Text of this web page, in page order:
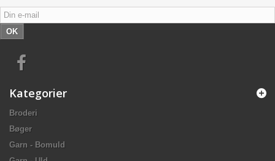
OK
Kategorier
Broderi
Bøger
Garn - Bomuld